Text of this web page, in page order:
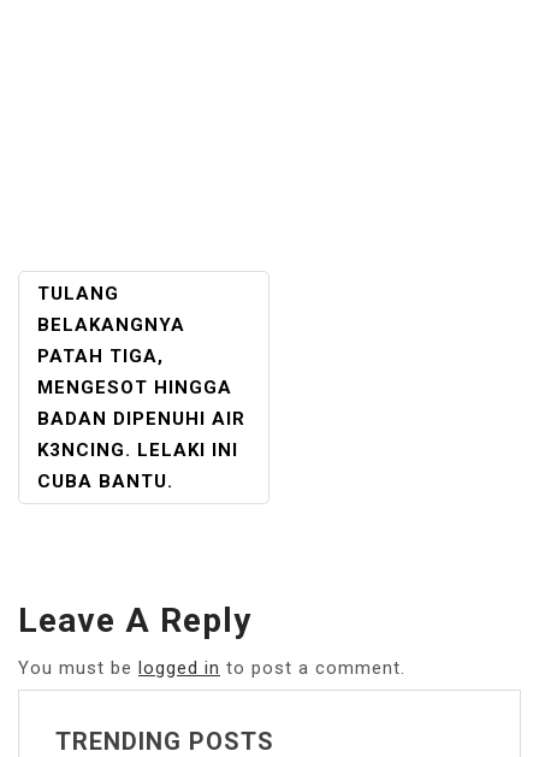
POST
NAVIGATION
TULANG
BELAKANGNYA
PATAH TIGA,
MENGESOT HINGGA
BADAN DIPENUHI AIR
K3NCING. LELAKI INI
CUBA BANTU.
Leave A Reply
You must be logged in to post a comment.
TRENDING POSTS